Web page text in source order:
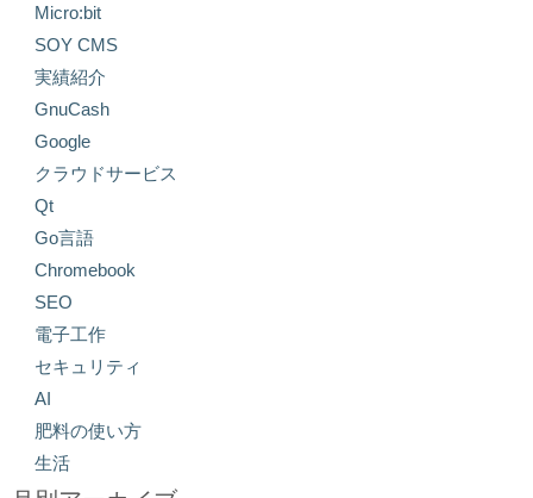
Micro:bit
SOY CMS
実績紹介
GnuCash
Google
クラウドサービス
Qt
Go言語
Chromebook
SEO
電子工作
セキュリティ
AI
肥料の使い方
生活